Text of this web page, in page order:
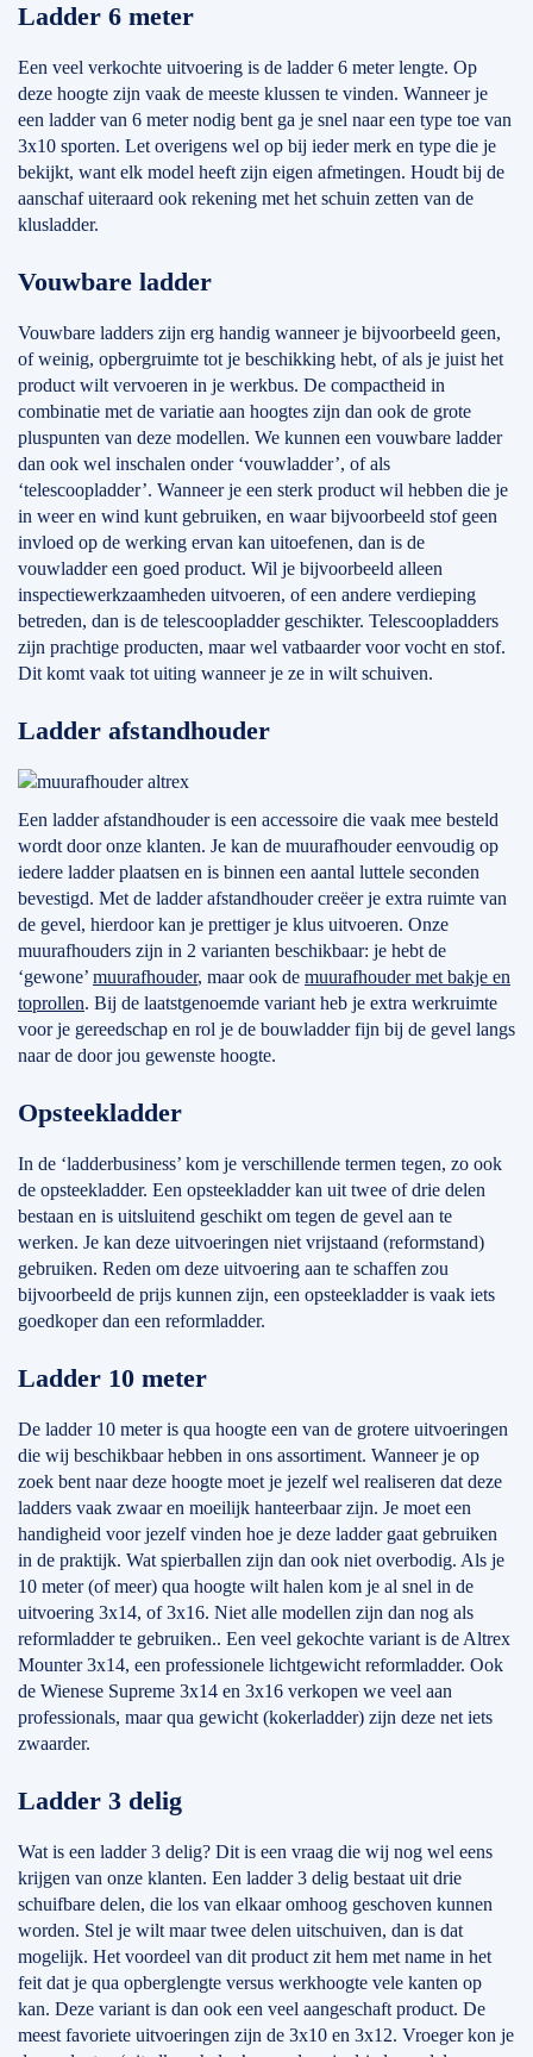
Ladder 6 meter
Een veel verkochte uitvoering is de ladder 6 meter lengte. Op
deze hoogte zijn vaak de meeste klussen te vinden. Wanneer je
een ladder van 6 meter nodig bent ga je snel naar een type toe van
3x10 sporten. Let overigens wel op bij ieder merk en type die je
bekijkt, want elk model heeft zijn eigen afmetingen. Houdt bij de
aanschaf uiteraard ook rekening met het schuin zetten van de
klusladder.
Vouwbare ladder
Vouwbare ladders zijn erg handig wanneer je bijvoorbeeld geen,
of weinig, opbergruimte tot je beschikking hebt, of als je juist het
product wilt vervoeren in je werkbus. De compactheid in
combinatie met de variatie aan hoogtes zijn dan ook de grote
pluspunten van deze modellen. We kunnen een vouwbare ladder
dan ook wel inschalen onder ‘vouwladder’, of als
‘telescoopladder’. Wanneer je een sterk product wil hebben die je
in weer en wind kunt gebruiken, en waar bijvoorbeeld stof geen
invloed op de werking ervan kan uitoefenen, dan is de
vouwladder een goed product. Wil je bijvoorbeeld alleen
inspectiewerkzaamheden uitvoeren, of een andere verdieping
betreden, dan is de telescoopladder geschikter. Telescoopladders
zijn prachtige producten, maar wel vatbaarder voor vocht en stof.
Dit komt vaak tot uiting wanneer je ze in wilt schuiven.
Ladder afstandhouder
Een ladder afstandhouder is een accessoire die vaak mee besteld
wordt door onze klanten. Je kan de muurafhouder eenvoudig op
iedere ladder plaatsen en is binnen een aantal luttele seconden
bevestigd. Met de ladder afstandhouder creëer je extra ruimte van
de gevel, hierdoor kan je prettiger je klus uitvoeren. Onze
muurafhouders zijn in 2 varianten beschikbaar: je hebt de
‘gewone’ muurafhouder, maar ook de muurafhouder met bakje en
toprollen. Bij de laatstgenoemde variant heb je extra werkruimte
voor je gereedschap en rol je de bouwladder fijn bij de gevel langs
naar de door jou gewenste hoogte.
Opsteekladder
In de ‘ladderbusiness’ kom je verschillende termen tegen, zo ook
de opsteekladder. Een opsteekladder kan uit twee of drie delen
bestaan en is uitsluitend geschikt om tegen de gevel aan te
werken. Je kan deze uitvoeringen niet vrijstaand (reformstand)
gebruiken. Reden om deze uitvoering aan te schaffen zou
bijvoorbeeld de prijs kunnen zijn, een opsteekladder is vaak iets
goedkoper dan een reformladder.
Ladder 10 meter
De ladder 10 meter is qua hoogte een van de grotere uitvoeringen
die wij beschikbaar hebben in ons assortiment. Wanneer je op
zoek bent naar deze hoogte moet je jezelf wel realiseren dat deze
ladders vaak zwaar en moeilijk hanteerbaar zijn. Je moet een
handigheid voor jezelf vinden hoe je deze ladder gaat gebruiken
in de praktijk. Wat spierballen zijn dan ook niet overbodig. Als je
10 meter (of meer) qua hoogte wilt halen kom je al snel in de
uitvoering 3x14, of 3x16. Niet alle modellen zijn dan nog als
reformladder te gebruiken.. Een veel gekochte variant is de Altrex
Mounter 3x14, een professionele lichtgewicht reformladder. Ook
de Wienese Supreme 3x14 en 3x16 verkopen we veel aan
professionals, maar qua gewicht (kokerladder) zijn deze net iets
zwaarder.
Ladder 3 delig
Wat is een ladder 3 delig? Dit is een vraag die wij nog wel eens
krijgen van onze klanten. Een ladder 3 delig bestaat uit drie
schuifbare delen, die los van elkaar omhoog geschoven kunnen
worden. Stel je wilt maar twee delen uitschuiven, dan is dat
mogelijk. Het voordeel van dit product zit hem met name in het
feit dat je qua opberglengte versus werkhoogte vele kanten op
kan. Deze variant is dan ook een veel aangeschaft product. De
meest favoriete uitvoeringen zijn de 3x10 en 3x12. Vroeger kon je